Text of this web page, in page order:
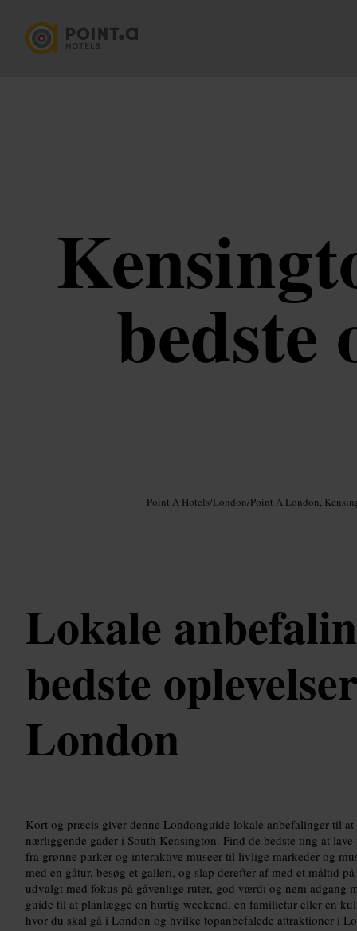
bedste
Point A Hotels/London/Point A London,
Lokale
bedste
London
Kort og præcis giver denne Londonguide lokale anbefalinger til
nærliggende gader i South Kensington. Find de bedste ting at
fra grønne parker og interaktive museer til livlige markeder og
med en gåtur, besøg et galleri, og slap derefter af med et måltid
udvalgt med fokus på gåvenlige ruter, god værdi og nem adgang
guide til at planlægge en hurtig weekend, en familietur eller en
hvor du skal gå i London og hvilke topanbefalede attraktioner i